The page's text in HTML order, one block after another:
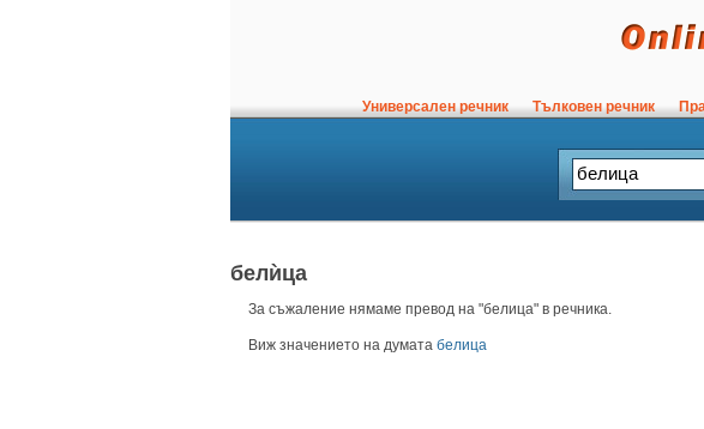
Универсален речник Тълковен речник
белѝца
За съжаление нямаме превод на "белица" в речника.
Виж значението на думата белица